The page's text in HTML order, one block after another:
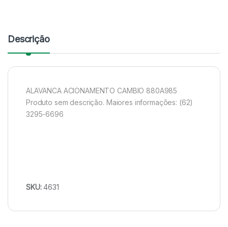
Descrição
ALAVANCA ACIONAMENTO CAMBIO 880A985
Produto sem descrição. Maiores informações: (62)
3295-6696
SKU:4631